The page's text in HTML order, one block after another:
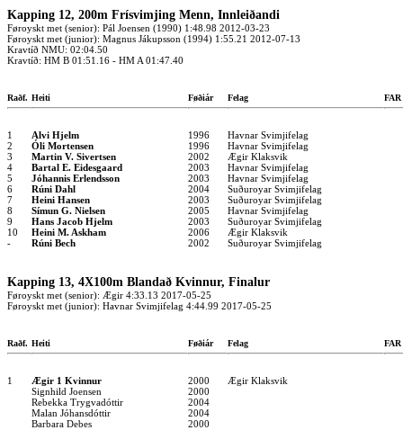
Kapping 12, 200m Frísvimjing Menn, Innleiðandi
Føroyskt met (senior): Pál Joensen (1990) 1:48.98 2012-03-23
Føroyskt met (junior): Magnus Jákupsson (1994) 1:55.21 2012-07-13
Kravtíð NMU: 02:04.50
Kravtíð: HM B 01:51.16 - HM A 01:47.40
Raðf. Heiti Føðiár Felag FAR
1 Alvi Hjelm 1996
Havnar Svimjifelag
2
Óli Mortensen 1996
Havnar Svimjifelag
3
Martin V. Sivertsen 2002
Ægir Klaksvik
4
Bartal E. Eidesgaard 2003
Havnar Svimjifelag
5
Jóhannis Erlendsson 2003
Havnar Svimjifelag
6
Rúni Dahl 2004
Suðuroyar Svimjifelag
7
Heini Hansen 2003
Suðuroyar Svimjifelag
8
Símun G. Nielsen 2005
Havnar Svimjifelag
9
Hans Jacob Hjelm 2003
Suðuroyar Svimjifelag
10
Heini M. Askham 2006
Ægir Klaksvik
-
Rúni Bech 2002 Suðuroyar Svimjifelag
Kapping 13, 4X100m Blandað Kvinnur, Finalur
Føroyskt met (senior): Ægir 4:33.13 2017-05-25
Føroyskt met (junior): Havnar Svimjifelag 4:44.99 2017-05-25
Raðf. Heiti Føðiár Felag FAR
1 Ægir 1 Kvinnur 2000
Ægir Klaksvik
Signhild Joensen
2000
Rebekka Trygvadóttir
2004
Malan Jóhansdóttir
2004
Barbara Debes
2000